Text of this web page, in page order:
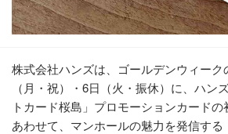
株式会社ハンズは、ゴールデンウィーク
（月・祝）・6日（火・振休）に、ハン
トカード桜島」プロモーションカードの
あわせて、マンホールの魅力を発信す